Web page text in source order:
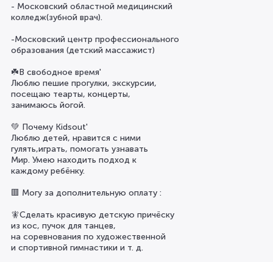
- Московский областной медицинский
колледж(зубной врач).
-Московский центр профессионального
образования (детский массажист)
☘️В свободное время'
Люблю пешие прогулки, экскурсии,
посещаю теарты, концерты,
занимаюсь йогой.
💚 Почему Kidsout'
Люблю детей, нравится с ними
гулять,играть, помогать узнавать
Мир. Умею находить подход к
каждому ребёнку.
🟥 Могу за дополнительную оплату :
🧚Сделать красивую детскую причёску
из кос, пучок для танцев,
на соревнования по художественной
и спортивной гимнастики и т. д.